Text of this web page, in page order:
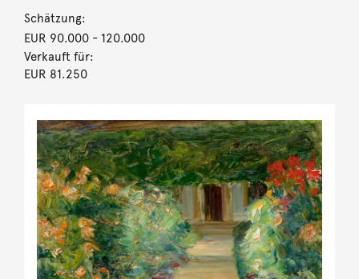
Schätzung:
EUR 90.000- 120.000
Verkauft für:
EUR 81.250